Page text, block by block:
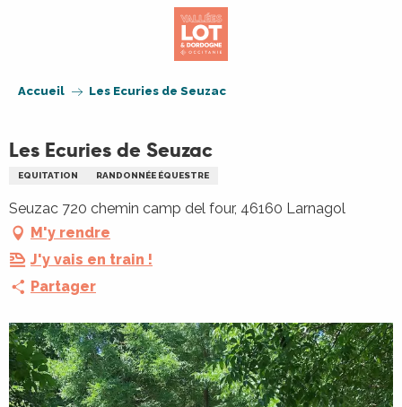
Accueil Les Ecuries de Seuzac
Les Ecuries de Seuzac
EQUITATION RANDONNÉE ÉQUESTRE
Seuzac 720 chemin camp del four, 46160 Larnagol
M'y rendre
J'y vais en train !
Partager